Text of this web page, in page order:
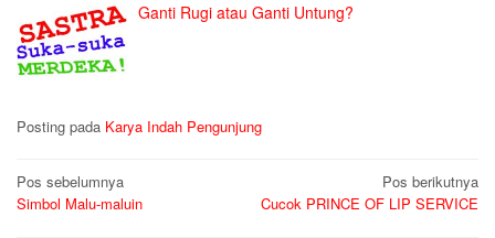
Ganti Rugi atau Ganti Untung?
Posting pada Karya Indah Pengunjung
Navigasi
pos
Pos sebelumnya
Simbol Malu-maluin
Pos berikutnya
Cucok PRINCE OF LIP SERVICE